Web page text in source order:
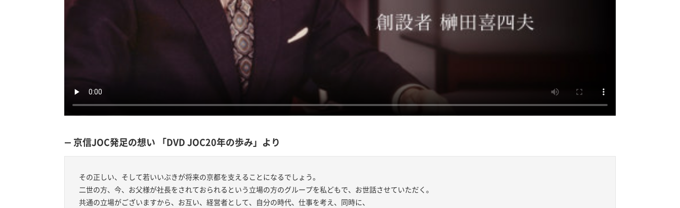
― 京信JOC発足の想い 「DVD JOC20年の歩み」より
その正しい、そして若いいぶきが将来の京都を支えることになるでしょう。
二世の方、今、お父様が社長をされておられるという立場の方のグループを私どもで、お世話させていただく。
共通の立場がございますから、お互い、経営者として、自分の時代、仕事を考え、同時に、